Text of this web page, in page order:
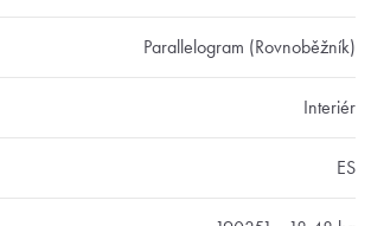
Parallelogram (Rovnoběžník)
Interiér
ES